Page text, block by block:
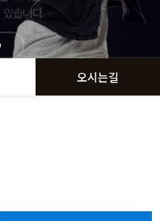
오시는길